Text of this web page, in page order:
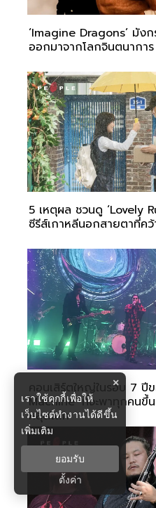
‘Imagine Dragons’ มัง
ออกมาจากโลกจินตนาการ
5 เหตุผล ชวนดู ‘Lovely
ซีรีส์เกาหลีนอกสายตาที่คว้
คอนเสิร์ตใหญ่ในรอบ 7 ปี
Machine’ ที่จะพาทุกคนขึ้
หลุดโลก
×
เราใช้คุกกี้เพื่อให้
เว็บไซต์ทำงานได้ดีขึ้น
เพิ่มเติม
ยอมรับ
ตั้งค่า